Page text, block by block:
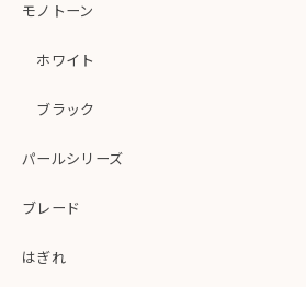
モノトーン
ホワイト
ブラック
パールシリーズ
ブレード
はぎれ